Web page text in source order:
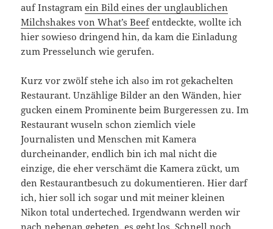
auf Instagramein Bild eines der unglaublichen
Milchshakes von What’s Beefentdeckte, wollte ich
hier sowieso dringend hin, da kam die Einladung
zum Presselunch wie gerufen.
Kurz vor zwölf stehe ich also im rot gekachelten
Restaurant. Unzählige Bilder an den Wänden, hier
gucken einem Prominente beim Burgeressen zu. Im
Restaurant wuseln schon ziemlich viele
Journalisten und Menschen mit Kamera
durcheinander, endlich bin ich mal nicht die
einzige, die eher verschämt die Kamera zückt, um
den Restaurantbesuch zu dokumentieren. Hier darf
ich, hier soll ich sogar und mit meiner kleinen
Nikon total underteched. Irgendwann werden wir